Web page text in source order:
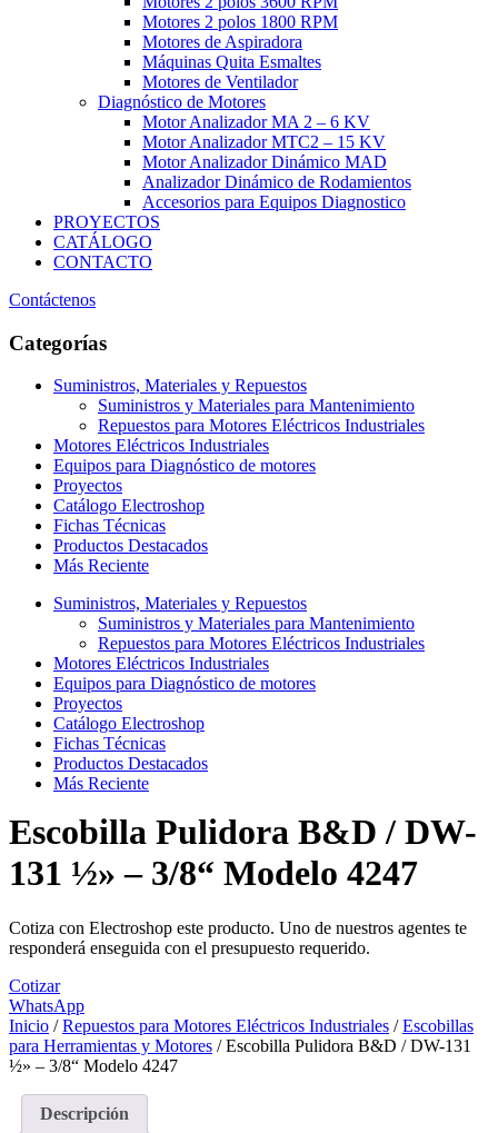
Motores 2 polos 1800 RPM
Motores de Aspiradora
Máquinas Quita Esmaltes
Motores de Ventilador
Diagnóstico de Motores
Motor Analizador MA 2 – 6 KV
Motor Analizador MTC2 – 15 KV
Motor Analizador Dinámico MAD
Analizador Dinámico de Rodamientos
Accesorios para Equipos Diagnostico
PROYECTOS
CATÁLOGO
CONTACTO
Contáctenos
Categorías
Suministros, Materiales y Repuestos
Suministros y Materiales para Mantenimiento
Repuestos para Motores Eléctricos Industriales
Motores Eléctricos Industriales
Equipos para Diagnóstico de motores
Proyectos
Catálogo Electroshop
Fichas Técnicas
Productos Destacados
Más Reciente
Suministros, Materiales y Repuestos
Suministros y Materiales para Mantenimiento
Repuestos para Motores Eléctricos Industriales
Motores Eléctricos Industriales
Equipos para Diagnóstico de motores
Proyectos
Catálogo Electroshop
Fichas Técnicas
Productos Destacados
Más Reciente
Escobilla Pulidora B&D / DW-
131 ½» – 3/8“ Modelo 4247
Cotiza con Electroshop este producto. Uno de nuestros agentes te
responderá enseguida con el presupuesto requerido.
Cotizar
WhatsApp
Inicio /Repuestos para Motores Eléctricos Industriales /Escobillas
para Herramientas y Motores / Escobilla Pulidora B&D / DW-131
½» – 3/8“ Modelo 4247
Descripción